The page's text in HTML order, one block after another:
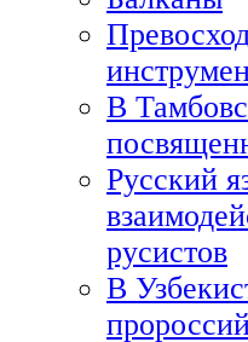
В
Русский
русистов
В